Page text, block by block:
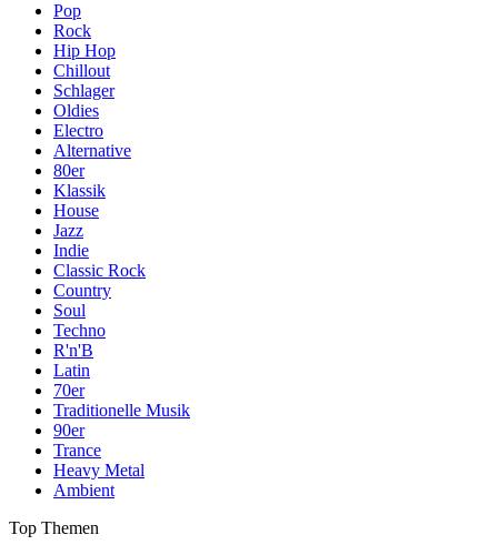
Pop
Rock
Hip Hop
Chillout
Schlager
Oldies
Electro
Alternative
80er
Klassik
House
Jazz
Indie
Classic Rock
Country
Soul
Techno
R'n'B
Latin
70er
Traditionelle Musik
90er
Trance
Heavy Metal
Ambient
Top Themen